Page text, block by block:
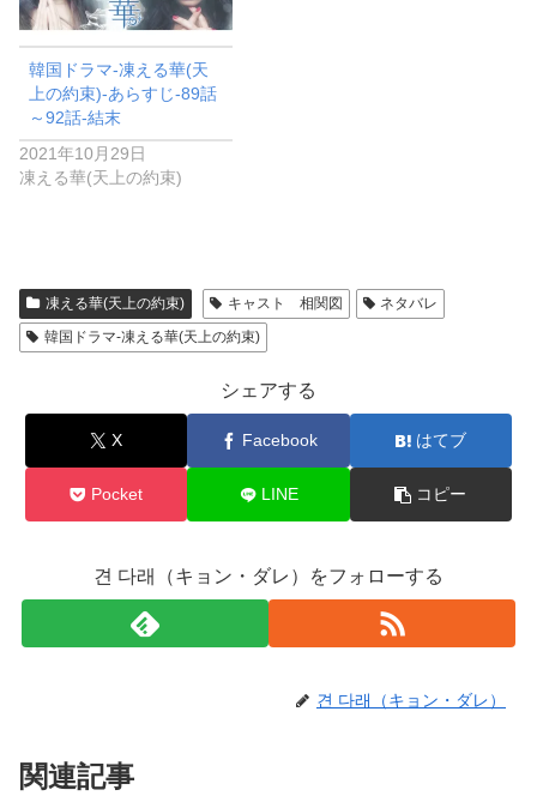
韓国ドラマ-凍える華(天
上の約束)-あらすじ-89話
～92話-結末
2021年10月29日
凍える華(天上の約束)
凍える華(天上の約束) キャスト 相関図
ネタバレ
韓国ドラマ-凍える華(天上の約束)
シェアする
X Facebook はてブ
Pocket LINE コピー
견 다래（キョン・ダレ）をフォローする
견 다래（キョン・ダレ）
関連記事